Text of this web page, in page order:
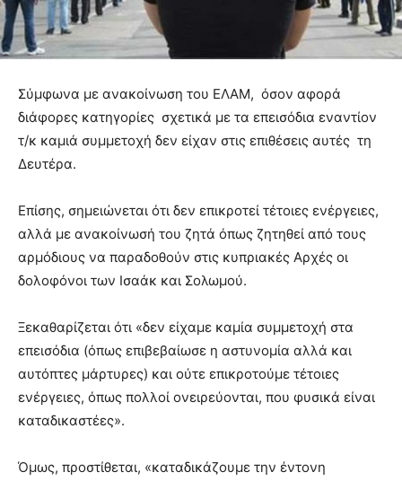
Σύμφωνα με ανακοίνωση του ΕΛΑΜ, όσον αφορά
διάφορες κατηγορίες σχετικά με τα επεισόδια εναντίον
τ/κ καμιά συμμετοχή δεν είχαν στις επιθέσεις αυτές τη
Δευτέρα.
Επίσης, σημειώνεται ότι δεν επικροτεί τέτοιες ενέργειες,
αλλά με ανακοίνωσή του ζητά όπως ζητηθεί από τους
αρμόδιους να παραδοθούν στις κυπριακές Αρχές οι
δολοφόνοι των Ισαάκ και Σολωμού.
Ξεκαθαρίζεται ότι «δεν είχαμε καμία συμμετοχή στα
επεισόδια (όπως επιβεβαίωσε η αστυνομία αλλά και
αυτόπτες μάρτυρες) και ούτε επικροτούμε τέτοιες
ενέργειες, όπως πολλοί ονειρεύονται, που φυσικά είναι
καταδικαστέες».
Όμως, προστίθεται, «καταδικάζουμε την έντονη